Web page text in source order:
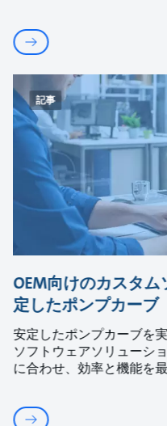
記事
OEM向けのカスタ
定したポンプカーブ
安定したポンプカーブを
ソフトウェアソリューシ
に合わせ、効率と機能を